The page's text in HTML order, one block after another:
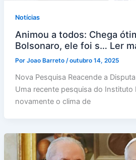
Notícias
Animou a todos: Chega
Bolsonaro, ele foi s… Ler
Por Joao Barreto /outubro 14, 2025
Nova Pesquisa Reacende a
Uma recente pesquisa do Instituto
novamente o clima de